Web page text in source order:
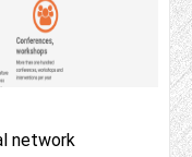
network